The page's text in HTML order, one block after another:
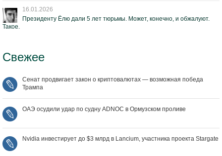
16.01.2026
Президенту Ёлю дали 5 лет тюрьмы. Может, конечно, и обжалуют.
Такое.
Свежее
Сенат продвигает закон о криптовалютах — возможная победа
Трампа
ОАЭ осудили удар по судну ADNOC в Ормузском проливе
Nvidia инвестирует до $3 млрд в Lancium, участника проекта Stargate